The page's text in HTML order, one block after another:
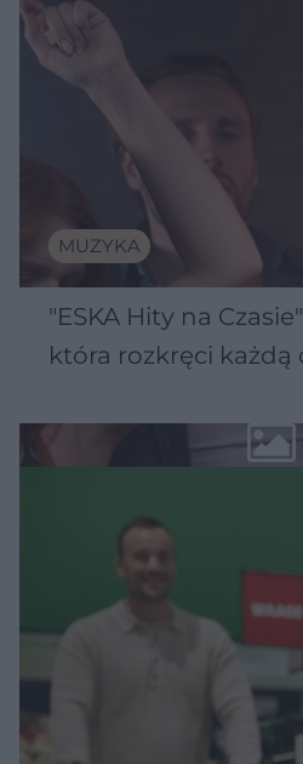
MUZYKA
"ESKA Hity na
która rozkręci każdą